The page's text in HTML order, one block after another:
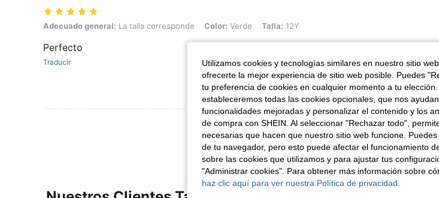
Adecuado general: La talla corresponde, Color: Verde, Talla: 12Y
Adecuado general: La talla corresponde Color: Verde Talla: 12Y
Perfecto
Traducir
Ver Más Reseñas
Utilizamos cookies y tecnologías similares en nuestro sitio
ofrecerte la mejor experiencia de sitio web posible. Puedes
tu preferencia de cookies en cualquier momento a tu
estableceremos todas las cookies opcionales, que nos
funcionalidades mejoradas y personalizar el contenido y los
de compra con SHEIN. Al seleccionar "Rechazar todo",
necesarias que hacen que nuestro sitio web funcione.
de tu navegador, pero esto puede afectar el funcionamiento
sobre las cookies que utilizamos y para ajustar tus
"Administrar cookies". Para obtener más información sobre
haz clic aquí para ver nuestra Política de privacidad.